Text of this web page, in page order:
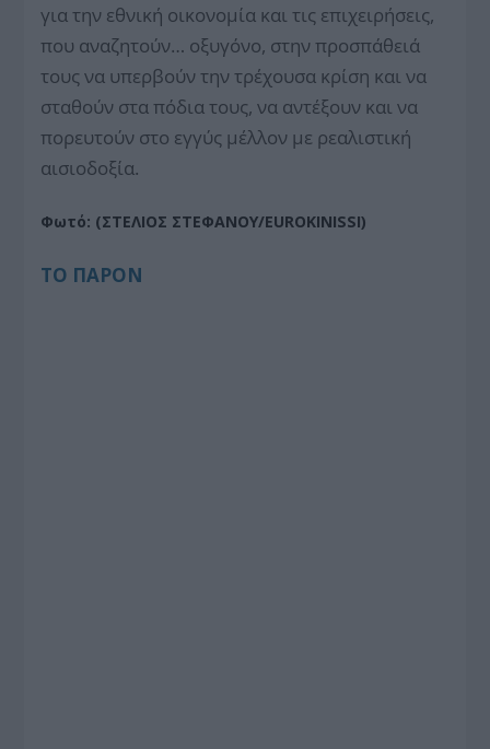
για την εθνική οικονομία και τις επιχειρήσεις,
που αναζητούν… οξυγόνο, στην προσπάθειά
τους να υπερβούν την τρέχουσα κρίση και να
σταθούν στα πόδια τους, να αντέξουν και να
πορευτούν στο εγγύς μέλλον με ρεαλιστική
αισιοδοξία.
Φωτό: (ΣΤΕΛΙΟΣ ΣΤΕΦΑΝΟΥ/EUROKINISSI)
ΤΟ ΠΑΡΟΝ